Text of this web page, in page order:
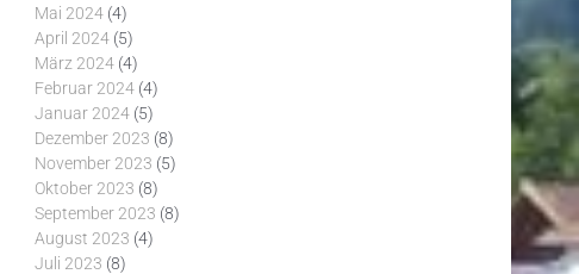
Mai 2024 (4)
April 2024 (5)
März 2024 (4)
Februar 2024 (4)
Januar 2024 (5)
Dezember 2023 (8)
November 2023 (5)
Oktober 2023 (8)
September 2023 (8)
August 2023 (4)
Juli 2023 (8)